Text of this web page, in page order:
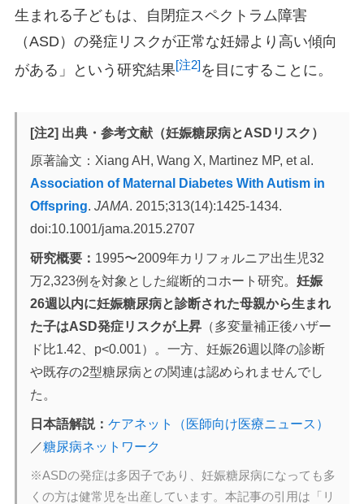
生まれる子どもは、自閉症スペクトラム障害
（ASD）の発症リスクが正常な妊婦より高い傾向
がある」という研究結果[注2]を目にすることに。
[注2] 出典・参考文献（妊娠糖尿病とASDリスク）
原著論文：Xiang AH, Wang X, Martinez MP, et al.
Association of Maternal Diabetes With Autism in
Offspring. JAMA. 2015;313(14):1425-1434.
doi:10.1001/jama.2015.2707
研究概要： 1995〜2009年カリフォルニア出生児32
万2,323例を対象とした縦断的コホート研究。 妊娠
26週以内に妊娠糖尿病と診断された母親から生まれ
た子はASD発症リスクが上昇（多変量補正後ハザー
ド比1.42、p<0.001）。一方、妊娠26週以降の診断
や既存の2型糖尿病との関連は認められませんでし
た。
日本語解説： ケアネット（医師向け医療ニュース）
／糖尿病ネットワーク
※ASDの発症は多因子であり、妊娠糖尿病になっても多
くの方は健常児を出産しています。本記事の引用は「リ